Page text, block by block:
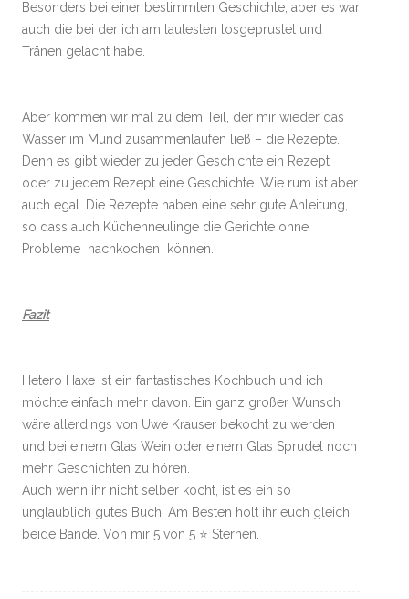
Besonders bei einer bestimmten Geschichte, aber es war
auch die bei der ich am lautesten losgeprustet und
Tränen gelacht habe.
Aber kommen wir mal zu dem Teil, der mir wieder das
Wasser im Mund zusammenlaufen ließ – die Rezepte.
Denn es gibt wieder zu jeder Geschichte ein Rezept
oder zu jedem Rezept eine Geschichte. Wie rum ist aber
auch egal. Die Rezepte haben eine sehr gute Anleitung,
so dass auch Küchenneulinge die Gerichte ohne
Probleme nachkochen können.
Fazit
Hetero Haxe ist ein fantastisches Kochbuch und ich
möchte einfach mehr davon. Ein ganz großer Wunsch
wäre allerdings von Uwe Krauser bekocht zu werden
und bei einem Glas Wein oder einem Glas Sprudel noch
mehr Geschichten zu hören.
Auch wenn ihr nicht selber kocht, ist es ein so
unglaublich gutes Buch. Am Besten holt ihr euch gleich
beide Bände. Von mir 5 von 5 ⭐️ Sternen.